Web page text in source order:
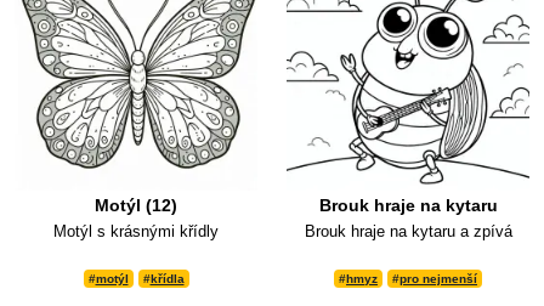
Motýl (12)
Motýl s krásnými křídly
#motýl #křídla
Brouk hraje na kytaru
Brouk hraje na kytaru a zpívá
#hmyz #pro nejmenší